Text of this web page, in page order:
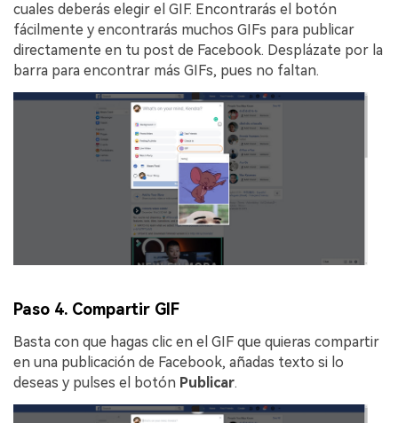
cuales deberás elegir el GIF. Encontrarás el botón
fácilmente y encontrarás muchos GIFs para publicar
directamente en tu post de Facebook. Desplázate por la
barra para encontrar más GIFs, pues no faltan.
Paso 4. Compartir GIF
󠀰Basta con que hagas clic en el GIF que quieras compartir
en una publicación de Facebook, añadas texto si lo
deseas y pulses el botón Publicar.